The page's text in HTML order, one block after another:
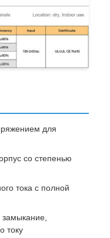
для
со степенью
тока с полной
току